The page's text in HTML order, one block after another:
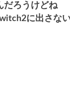
だろうけどね
に出さな